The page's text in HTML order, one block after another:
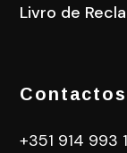
Livro de
Contactos
+351 914 993